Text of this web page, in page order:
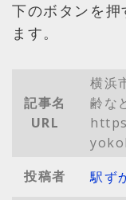
下のボタンを
ます。
記事名
URL
横浜
齢な
投稿者
駅ず